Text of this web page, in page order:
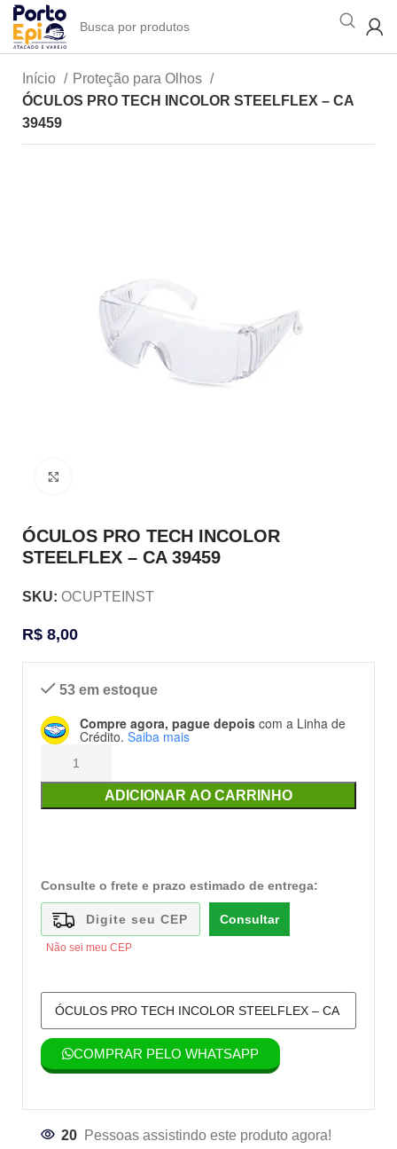
Início
Proteção para Olhos
ÓCULOS PRO TECH INCOLOR STEELFLEX – CA
39459
ÓCULOS PRO TECH INCOLOR
STEELFLEX – CA 39459
SKU: OCUPTEINST
R$ 8,00
53 em estoque
Compre agora, pague depois com a Linha de
Crédito. Saiba mais
ADICIONAR AO CARRINHO
Consulte o frete e prazo estimado de entrega:
Consultar
Não sei meu CEP
COMPRAR PELO WHATSAPP
20 Pessoas assistindo este produto agora!